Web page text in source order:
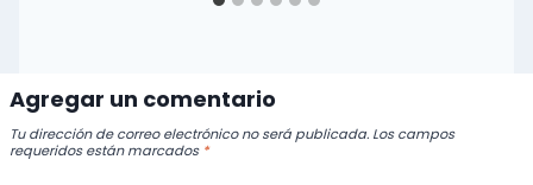
Agregar un comentario
Tu dirección de correo electrónico no será publicada. Los campos
requeridos están marcados *